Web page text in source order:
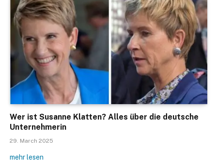
Wer ist Susanne Klatten? Alles über die deutsche
Unternehmerin
29. March 2025
mehr lesen